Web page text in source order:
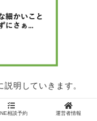
明していきます。
相談予約 運営者情報